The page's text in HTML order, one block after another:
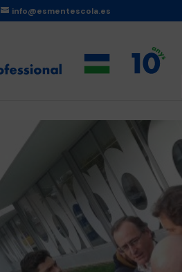
info@esmentescola.es